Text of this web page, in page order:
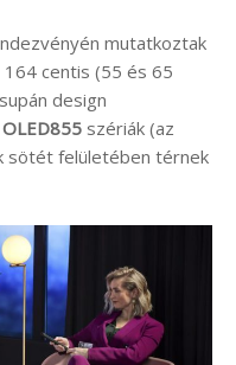
mutatkoztak
centis (55 és 65
design
OLED855 szériák (az
sötét felületében térnek